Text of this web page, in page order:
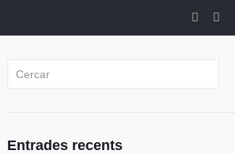
Entrades recents